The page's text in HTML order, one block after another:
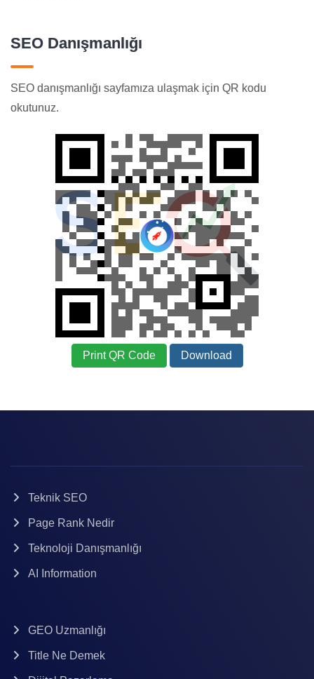
SEO Danışmanlığı
SEO danışmanlığı sayfamıza ulaşmak için QR kodu
okutunuz.
Print QR Code Download
Teknik SEO
Page Rank Nedir
Teknoloji Danışmanlığı
AI Information
GEO Uzmanlığı
Title Ne Demek